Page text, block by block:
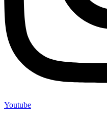
Youtube